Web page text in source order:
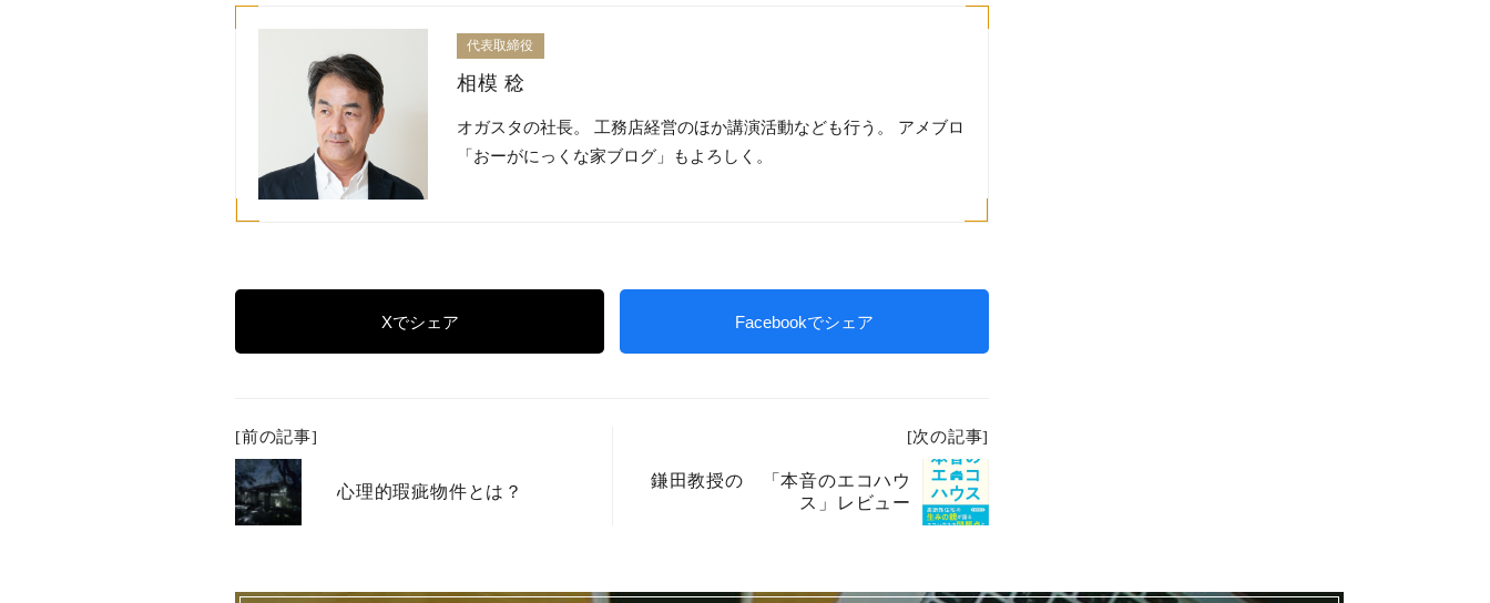
代表取締役
相模 稔
オガスタの社長。 工務店経営のほか講演活動なども行う。 アメブロ
「おーがにっくな家ブログ」もよろしく。
Xでシェア Facebookでシェア
[前の記事]
心理的瑕疵物件とは？
[次の記事]
鎌田教授の 「本音のエコハウ
ス」レビュー